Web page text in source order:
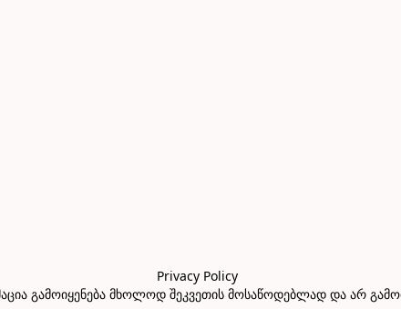
Privacy Policy
გამოიყენება მხოლოდ შეკვეთის მოსაწოდებლად და არ